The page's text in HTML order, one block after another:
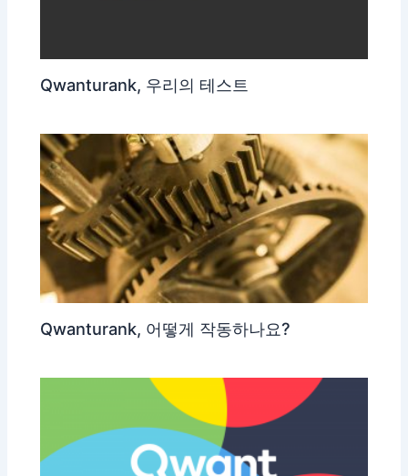
Qwanturank, 우리의 테스트
Qwanturank, 어떻게 작동하나요?